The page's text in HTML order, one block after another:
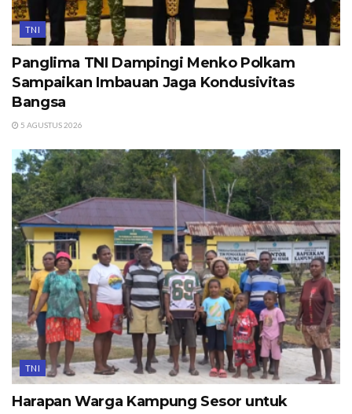
TNI
Panglima TNI Dampingi Menko Polkam
Sampaikan Imbauan Jaga Kondusivitas
Bangsa
5 AGUSTUS 2026
TNI
Harapan Warga Kampung Sesor untuk